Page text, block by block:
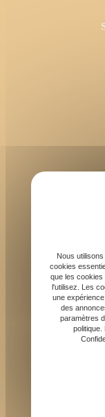
Nous
cookies
que les cookies
l'utilisez. Les
une
des
paramètres
politique.